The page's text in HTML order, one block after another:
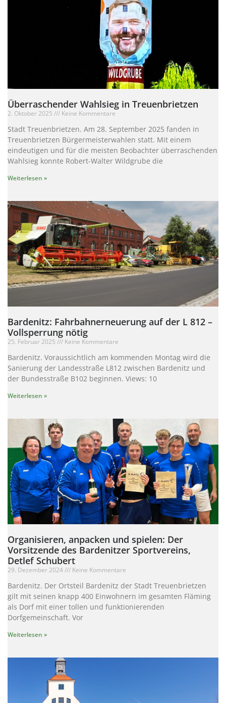
Überraschender Wahlsieg in Treuenbrietzen
2. Oktober 2025 Keine Kommentare
Stadt Treuenbrietzen. Am 28. September 2025 fanden in
Treuenbrietzen Bürgermeisterwahlen statt. Mit einem
eindeutigen und für die meisten Beobachter überraschenden
Wahlsieg konnte Robert-Walter Wildgrube die
Weiterlesen »
Bardenitz: Fahrbahnerneuerung auf der L 812 –
Vollsperrung nötig
25. Februar 2025 Keine Kommentare
Bardenitz. Voraussichtlich am kommenden Montag wird die
Sanierung der Landesstraße L812 zwischen Bardenitz und
der Bundesstraße B102 beginnen. Views: 10
Weiterlesen »
Organisieren, anpacken und spielen: Der
Vorsitzende des Bardenitzer Sportvereins,
Detlef Schubert
29. Dezember 2024 Keine Kommentare
Bardenitz. Der Ortsteil Bardenitz der Stadt Treuenbrietzen
gilt mit seinen knapp 400 Einwohnern im gesamten Fläming
als Dorf mit einer tollen und funktionierenden
Dorfgemeinschaft. Vor
Weiterlesen »